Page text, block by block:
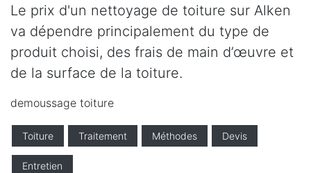
Le prix d'un nettoyage de toiture sur Alken
va dépendre principalement du type de
produit choisi, des frais de main d’œuvre et
de la surface de la toiture.
demoussage toiture
Toiture Traitement Méthodes Devis
Entretien